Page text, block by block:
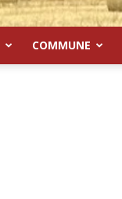
COMMUNE